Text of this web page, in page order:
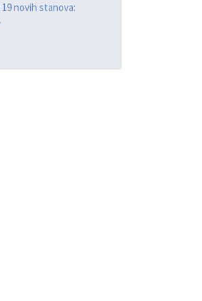
novih stanova: